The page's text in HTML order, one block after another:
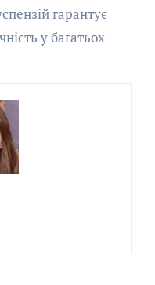
гарантує
у багатьох